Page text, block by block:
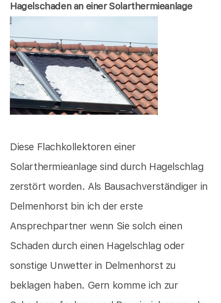
Hagelschaden an einer Solarthermieanlage
Diese Flachkollektoren einer
Solarthermieanlage sind durch Hagelschlag
zerstört worden. Als Bausachverständiger in
Delmenhorst bin ich der erste
Ansprechpartner wenn Sie solch einen
Schaden durch einen Hagelschlag oder
sonstige Unwetter in Delmenhorst zu
beklagen haben. Gern komme ich zur